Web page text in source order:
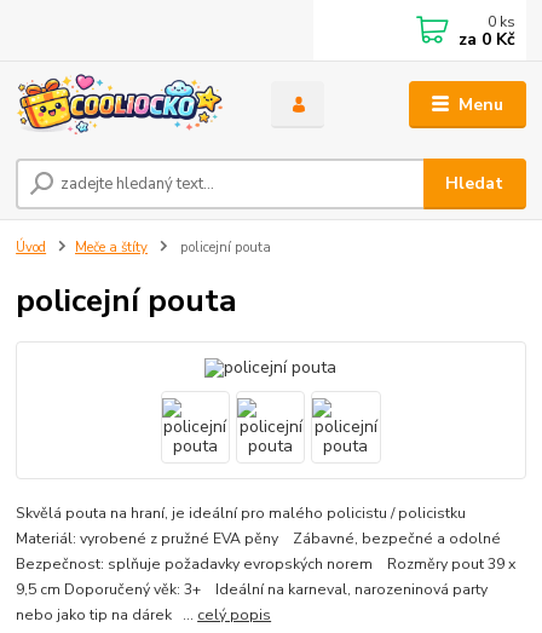
Menu
Hledat
0 ks
za 0 Kč
Úvod Meče a štíty policejní pouta
policejní pouta
Skvělá pouta na hraní, je ideální pro malého policistu / policistku
Materiál: vyrobené z pružné EVA pěny Zábavné, bezpečné a odolné
Bezpečnost: splňuje požadavky evropských norem Rozměry pout 39 x
9,5 cm Doporučený věk: 3+ Ideální na karneval, narozeninová party
nebo jako tip na dárek ... celý popis